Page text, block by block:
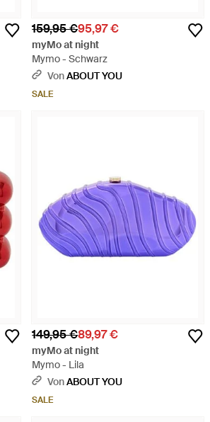
159,95 €95,97 €
myMo at night
Mymo - Schwarz
VonABOUT YOU
SALE
149,95 €89,97 €
myMo at night
Mymo - Lila
VonABOUT YOU
SALE